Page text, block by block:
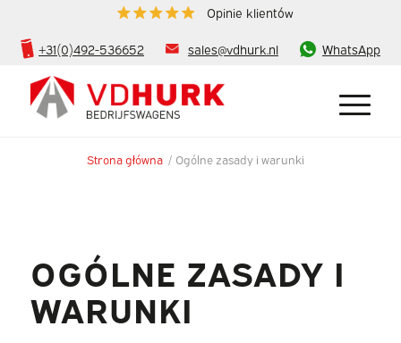
Opinie klientów
+31(0)492-536652 sales@vdhurk.nl WhatsApp
Strona główna / Ogólne zasady i warunki
OGÓLNE ZASADY I
WARUNKI